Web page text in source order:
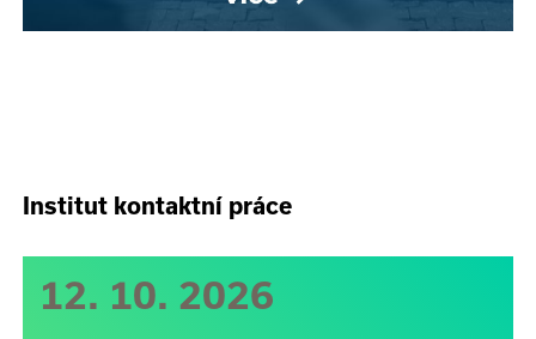
Institut kontaktní práce
12. 10. 2026